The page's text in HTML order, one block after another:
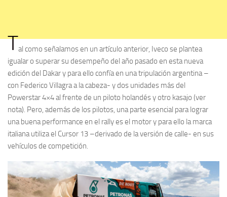
Tal como señalamos en un artículo anterior, Iveco se plantea
igualar o superar su desempeño del año pasado en esta nueva
edición del Dakar y para ello confía en una tripulación argentina –
con Federico Villagra a la cabeza- y dos unidades más del
Powerstar 4×4 al frente de un piloto holandés y otro kasajo (ver
nota). Pero, además de los pilotos, una parte esencial para lograr
una buena performance en el rally es el motor y para ello la marca
italiana utiliza el Cursor 13 –derivado de la versión de calle- en sus
vehículos de competición.